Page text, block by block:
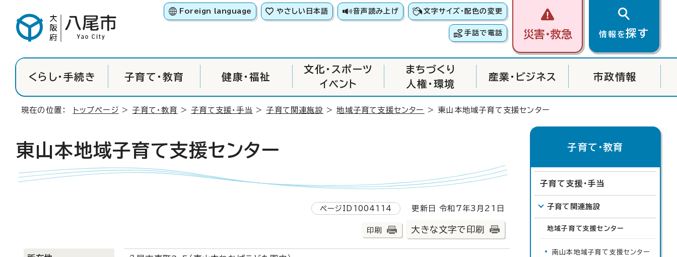
Foreign language やさしい日本語 音声読み上げ 文字サイズ・配色の変更
手話で電話 災害・救急 情報を探す
くらし・手続き 子育て・教育 健康・福祉
文化・スポーツ
イベント
まちづくり
人権・環境
産業・ビジネス 市政情報
現在の位置： トップページ >子育て・教育 >子育て支援・手当 >子育て関連施設 >地域子育て支援センター > 東山本地域子育て支援センター
東山本地域子育て支援センター
ページID1004114 更新日 令和7年3月21日
印刷 大きな文字で印刷
子育て・教育
子育て支援・手当
子育て関連施設
地域子育て支援センター
南山本地域子育て支援センター